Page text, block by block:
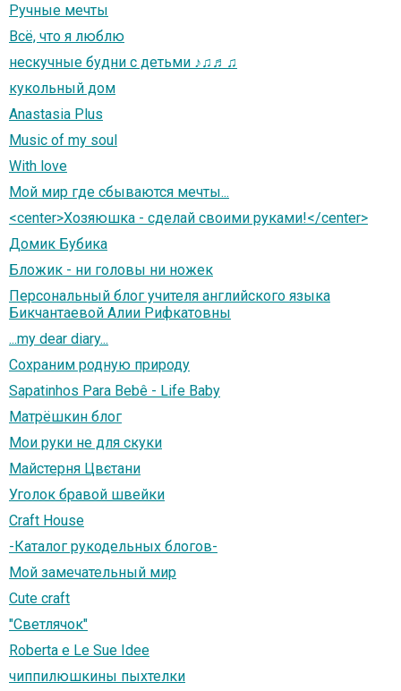
Ручные мечты
Всё, что я люблю
нескучные будни с детьми ♪♫♬♫
кукольный дом
Anastasia Plus
Music of my soul
With love
Мой мир где сбываются мечты...
<center>Хозяюшка - сделай своими руками!</center>
Домик Бубика
Бложик - ни головы ни ножек
Персональный блог учителя английского языка
Бикчантаевой Алии Рифкатовны
...my dear diary...
Сохраним родную природу
Sapatinhos Para Bebê - Life Baby
Матрёшкин блог
Мои руки не для скуки
Майстерня Цвєтани
Уголок бравой швейки
Craft House
-Каталог рукодельных блогов-
Мой замечательный мир
Cute craft
"Светлячок"
Roberta e Le Sue Idee
чиппилюшкины пыхтелки